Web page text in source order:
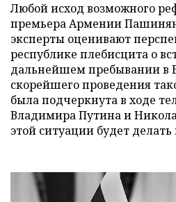
Любой исход возможного
премьера Армении
эксперты оценивают
республике плебисцита о
дальнейшем пребывании в
скорейшего проведения
была подчеркнута в ходе
Владимира Путина и
этой ситуации будет